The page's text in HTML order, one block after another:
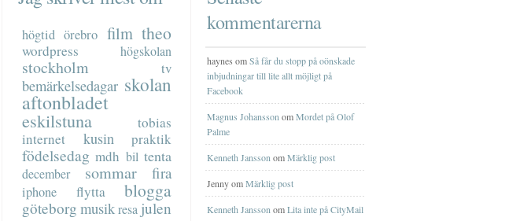
högtid örebro film theo
wordpress högskolan
stockholm tv
bemärkelsedagar skolan
aftonbladet
eskilstuna
tobias
internet
kusin praktik
födelsedag mdh bil tenta
december sommar fira
iphone flytta blogga
göteborg musikresa julen
kommentarerna
haynes omSå får du stopp på oönskade
inbjudningar till lite allt möjligt på
Facebook
Magnus Johansson omMordet på Olof
Palme
Kenneth Jansson omMärklig post
Jenny omMärklig post
Kenneth Jansson omLita inte på CityMail